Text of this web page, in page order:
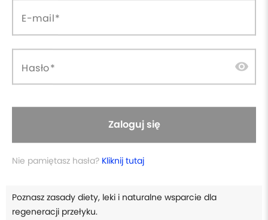
E-mail
Hasło visibility
Zaloguj się
Nie pamiętasz hasła? Kliknij tutaj
od innych dolegliwości.
diagnostyka.
Poznasz zasady diety, leki i naturalne wsparcie dla
regeneracji przełyku.